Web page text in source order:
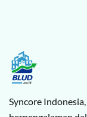
Syncore